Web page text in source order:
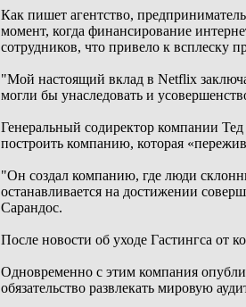
Как пишет агентство,
момент, когда финансирование
сотрудников, что привело к всплеску
"Мой настоящий вклад в Netflix
могли бы унаследовать и
Генеральный содиректор компании
построить компанию, которая
"Он создал компанию, где люди
останавливается на достижении
Сарандос.
После новости об уходе Гастингса от
Одновременно с этим компания
обязательство развлекать мировую